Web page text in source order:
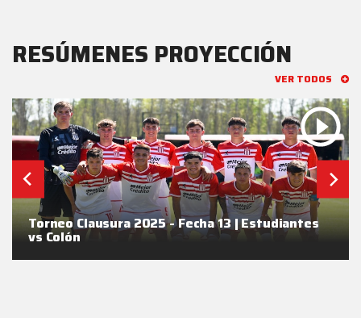
RESÚMENES PROYECCIÓN
VER TODOS
Torneo Clausura 2025 - Fecha 13 | Estudiantes
vs Colón